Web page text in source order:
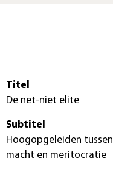
Titel
De net-niet elite
Subtitel
Hoogopgeleiden tussen
macht en meritocratie